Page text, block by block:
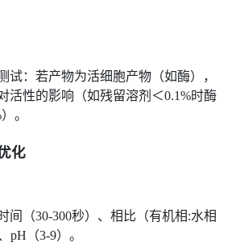
试：若产物为活细胞产物（如酶），
活性的影响（如残留溶剂＜0.1%时酶
。
化
间（30-300秒）、相比（有机相:水相
pH（3-9）。